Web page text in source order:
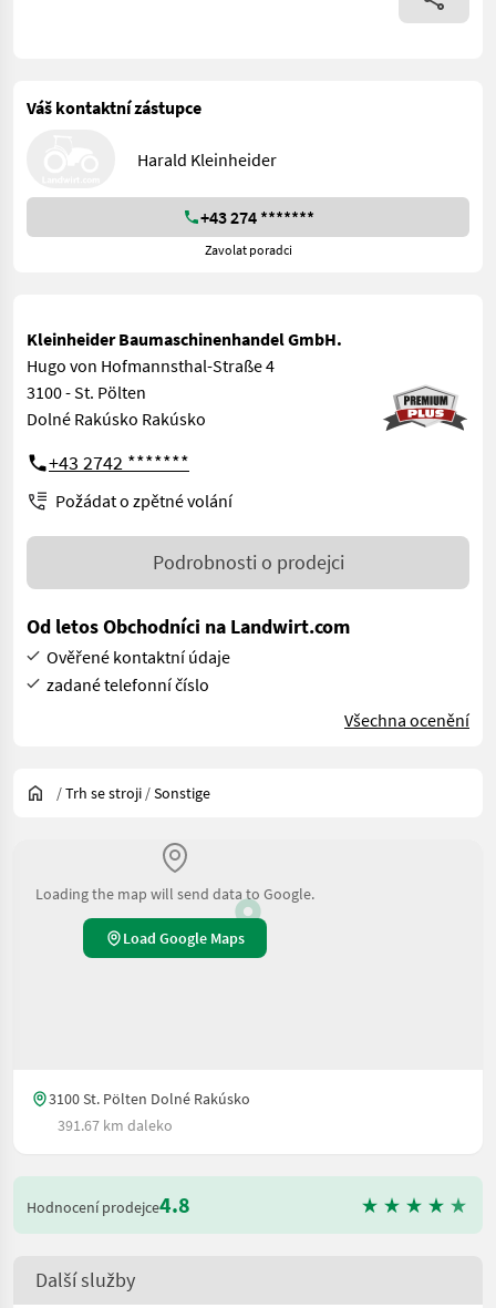
Váš kontaktní zástupce
Harald Kleinheider
+43 274 *******
Zavolat poradci
Kleinheider Baumaschinenhandel GmbH.
Hugo von Hofmannsthal-Straße 4
3100 - St. Pölten
Dolné Rakúsko Rakúsko
+43 2742 *******
Požádat o zpětné volání
Podrobnosti o prodejci
Od letos Obchodníci na Landwirt.com
Ověřené kontaktní údaje
zadané telefonní číslo
Všechna ocenění
/Trh se stroji /Sonstige
Loading the map will send data to Google.
Load Google Maps
3100 St. Pölten Dolné Rakúsko
391.67 km daleko
Hodnocení prodejce4.8
Další služby